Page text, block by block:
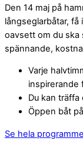
Den 14 maj på
långseglarbåtar, få
oavsett om du ska
spännande,
Varje
inspirerande
Du kan
Öppen båt
Se hela